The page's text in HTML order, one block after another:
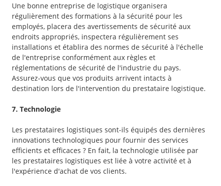
Une bonne entreprise de logistique organisera
régulièrement des formations à la sécurité pour les
employés, placera des avertissements de sécurité aux
endroits appropriés, inspectera régulièrement ses
installations et établira des normes de sécurité à l'échelle
de l'entreprise conformément aux règles et
réglementations de sécurité de l'industrie du pays.
Assurez-vous que vos produits arrivent intacts à
destination lors de l'intervention du prestataire logistique.
7. Technologie
Les prestataires logistiques sont-ils équipés des dernières
innovations technologiques pour fournir des services
efficients et efficaces ? En fait, la technologie utilisée par
les prestataires logistiques est liée à votre activité et à
l'expérience d'achat de vos clients.